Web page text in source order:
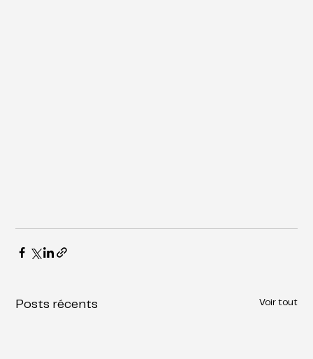
Posts récents Voir tout